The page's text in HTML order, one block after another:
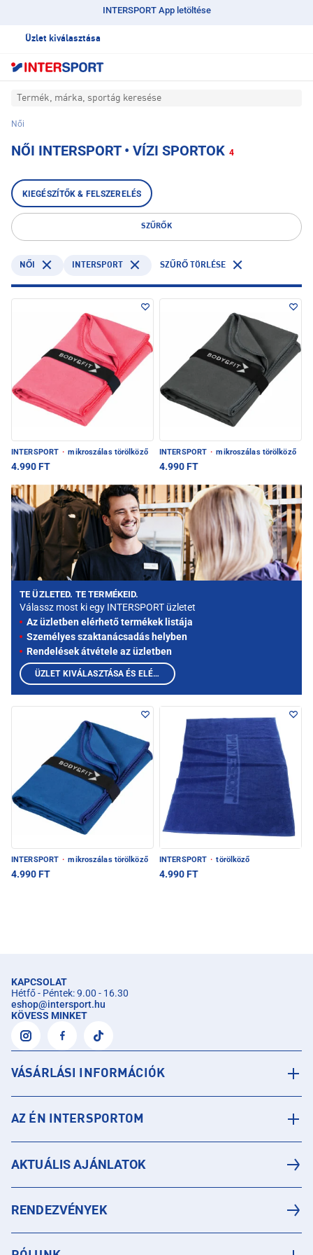
INTERSPORT App letöltése
Üzlet kiválasztása
Termék, márka, sportág keresése
Női
NŐI INTERSPORT • VÍZI SPORTOK 4
KIEGÉSZÍTŐK & FELSZERELÉS
SZŰRŐK
NŐI INTERSPORT SZŰRŐ TÖRLÉSE
INTERSPORT · mikroszálas törölköző
4.990 FT
INTERSPORT · mikroszálas törölköző
4.990 FT
INTERSPORT · mikroszálas törölköző
4.990 FT
INTERSPORT · törölköző
4.990 FT
TE ÜZLETED. TE TERMÉKEID.
Válassz most ki egy INTERSPORT üzletet
Az üzletben elérhető termékek listája
Személyes szaktanácsadás helyben
Rendelések átvétele az üzletben
ÜZLET KIVÁLASZTÁSA ÉS ELÉRHETŐ TERMÉKEK MEGTEKINTÉSE
KAPCSOLAT
Hétfő - Péntek: 9.00 - 16.30
eshop@intersport.hu
KÖVESS MINKET
VÁSÁRLÁSI INFORMÁCIÓK
AZ ÉN INTERSPORTOM
AKTUÁLIS AJÁNLATOK
RENDEZVÉNYEK